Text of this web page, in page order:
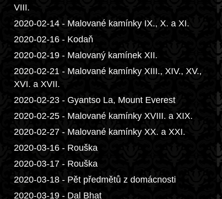
VIII.
2020-02-14 - Malované kamínky IX., X. a XI.
2020-02-16 - Kodaň
2020-02-19 - Malovaný kamínek XII.
2020-02-21 - Malované kamínky XIII., XIV., XV.,
XVI. a XVII.
2020-02-23 - Gyantso La, Mount Everest
2020-02-25 - Malované kamínky XVIII. a XIX.
2020-02-27 - Malované kamínky XX. a XXI.
2020-03-16 - Rouška
2020-03-17 - Rouška
2020-03-18 - Pět předmětů z domácnosti
2020-03-19 - Dal Bhat